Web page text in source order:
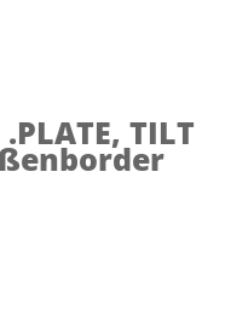
.PLATE, TILT